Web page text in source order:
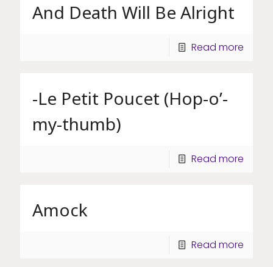
And Death Will Be Alright
Read more
-Le Petit Poucet (Hop-o’-
my-thumb)
Read more
Amock
Read more